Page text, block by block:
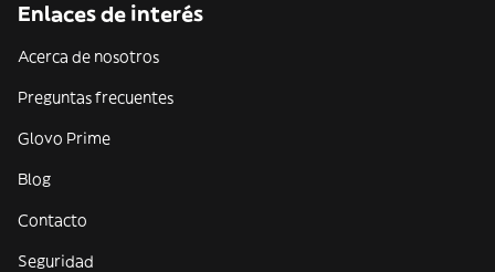
Enlaces de interés
Acerca de nosotros
Preguntas frecuentes
Glovo Prime
Blog
Contacto
Seguridad